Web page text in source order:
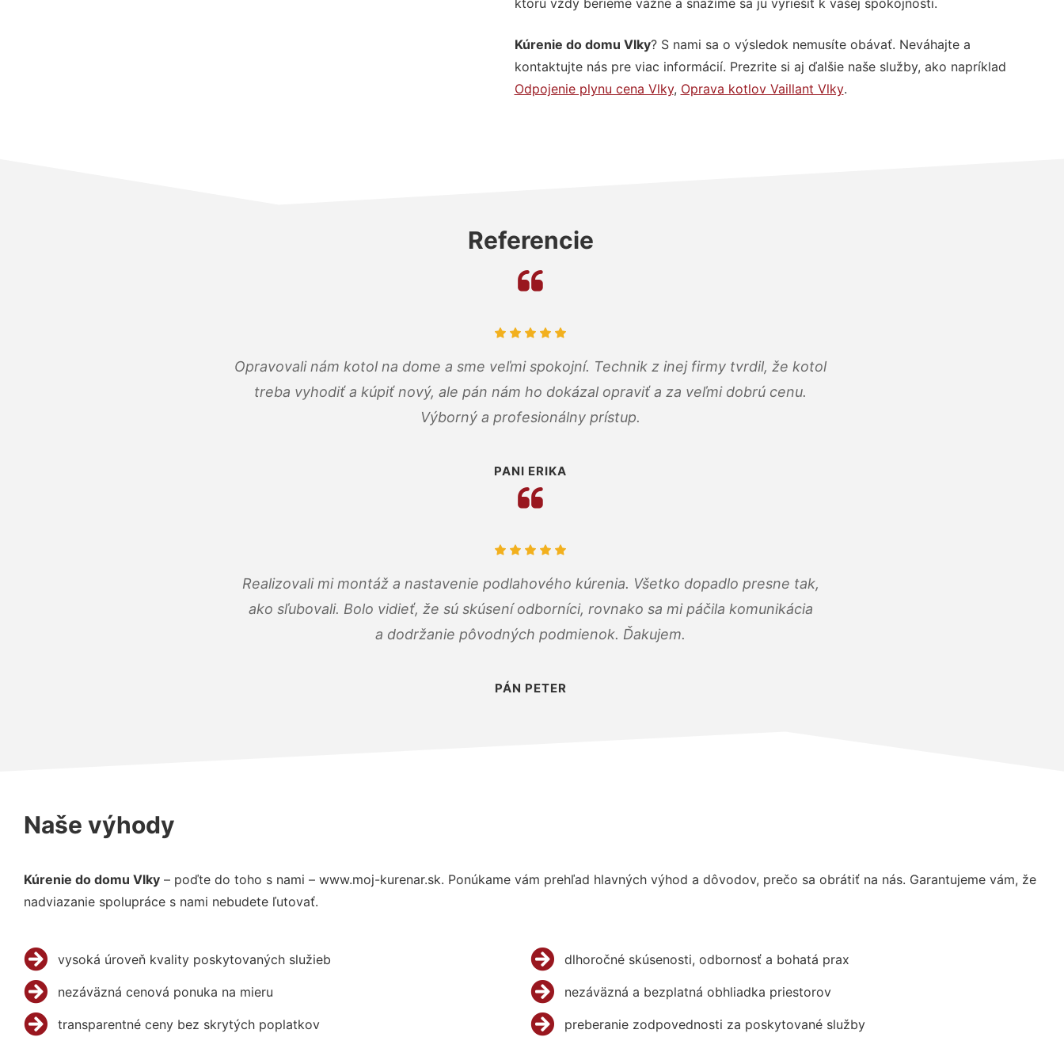
ktorú vždy berieme vážne a snažíme sa ju vyriešiť k vašej spokojnosti.
Kúrenie do domu Vlky? S nami sa o výsledok nemusíte obávať. Neváhajte a
kontaktujte nás pre viac informácií. Prezrite si aj ďalšie naše služby, ako napríklad
Odpojenie plynu cena Vlky, Oprava kotlov Vaillant Vlky.
Referencie
Opravovali nám kotol na dome a sme veľmi spokojní. Technik z inej firmy tvrdil, že kotol
treba vyhodiť a kúpiť nový, ale pán nám ho dokázal opraviť a za veľmi dobrú cenu.
Výborný a profesionálny prístup.
PANI ERIKA
Realizovali mi montáž a nastavenie podlahového kúrenia. Všetko dopadlo presne tak,
ako sľubovali. Bolo vidieť, že sú skúsení odborníci, rovnako sa mi páčila komunikácia
a dodržanie pôvodných podmienok. Ďakujem.
PÁN PETER
Naše výhody
Kúrenie do domu Vlky – poďte do toho s nami – www.moj-kurenar.sk. Ponúkame vám prehľad hlavných výhod a dôvodov, prečo sa obrátiť na nás. Garantujeme vám, že
nadviazanie spolupráce s nami nebudete ľutovať.
vysoká úroveň kvality poskytovaných služieb
nezáväzná cenová ponuka na mieru
transparentné ceny bez skrytých poplatkov
dlhoročné skúsenosti, odbornosť a bohatá prax
nezáväzná a bezplatná obhliadka priestorov
preberanie zodpovednosti za poskytované služby